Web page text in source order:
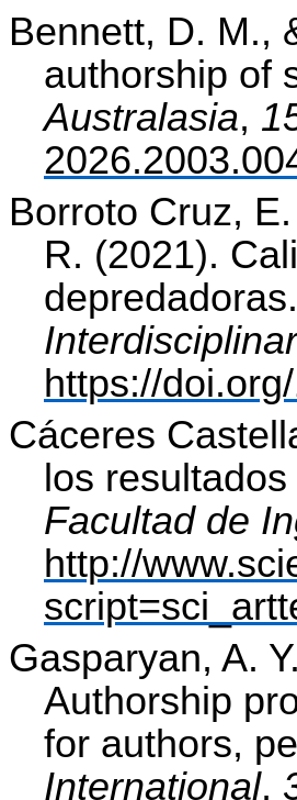
Bennett, D. M.,
authorship of
Australasia,
Borroto Cruz,
R. (2021).
depredadoras.
https://
Cáceres
los
Facultad de
http://
Gasparyan, A.
Authorship
for authors,
International,